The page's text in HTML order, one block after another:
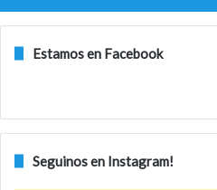
Estamos en Facebook
Seguinos en Instagram!